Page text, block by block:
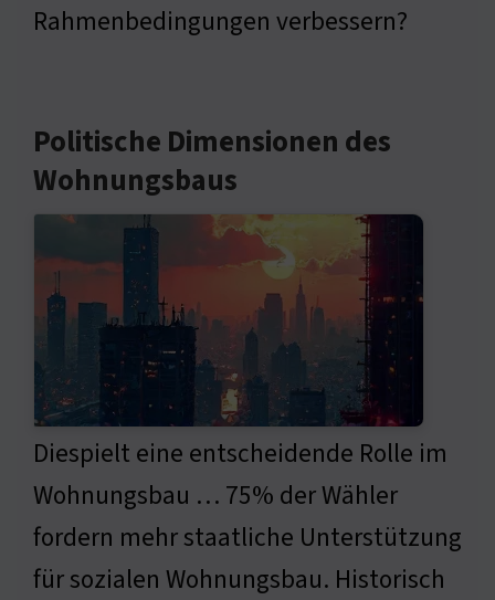
Rahmenbedingungen verbessern?
Politische Dimensionen des
Wohnungsbaus
Diespielt eine entscheidende Rolle im
Wohnungsbau … 75% der Wähler
fordern mehr staatliche Unterstützung
für sozialen Wohnungsbau. Historisch